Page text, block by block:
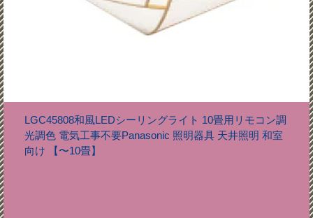
LGC45808和風LEDシーリングライト 10畳用リモコン調
光調色 電気工事不要Panasonic 照明器具 天井照明 和室
向け 【〜10畳】